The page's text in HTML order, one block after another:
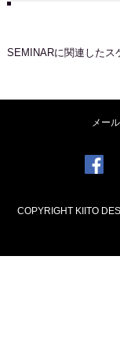
SEMINARに関連したス
メー
COPYRIGHT KIITO